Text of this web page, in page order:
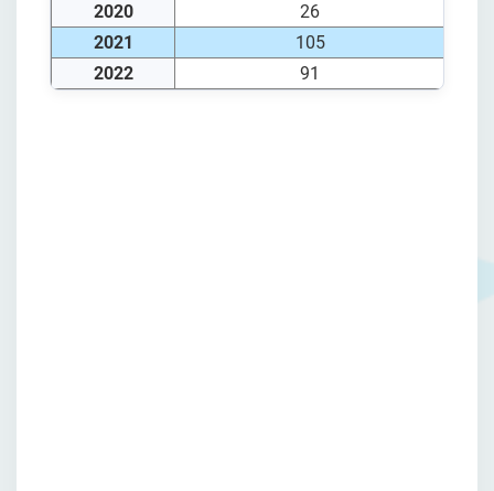
2020
26
2021
105
2022
91